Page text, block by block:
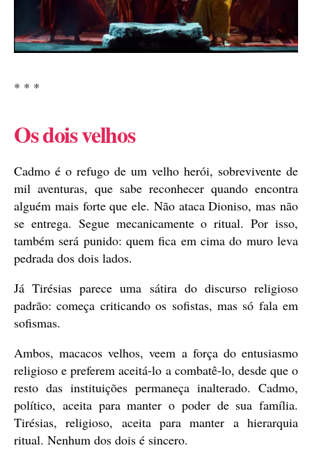
* * *
Os dois velhos
Cadmo é o refugo de um velho herói, sobrevivente de
mil aventuras, que sabe reconhecer quando encontra
alguém mais forte que ele. Não ataca Dioniso, mas não
se entrega. Segue mecanicamente o ritual. Por isso,
também será punido: quem fica em cima do muro leva
pedrada dos dois lados.
Já Tirésias parece uma sátira do discurso religioso
padrão: começa criticando os sofistas, mas só fala em
sofismas.
Ambos, macacos velhos, veem a força do entusiasmo
religioso e preferem aceitá-lo a combatê-lo, desde que o
resto das instituições permaneça inalterado. Cadmo,
político, aceita para manter o poder de sua família.
Tirésias, religioso, aceita para manter a hierarquia
ritual. Nenhum dos dois é sincero.